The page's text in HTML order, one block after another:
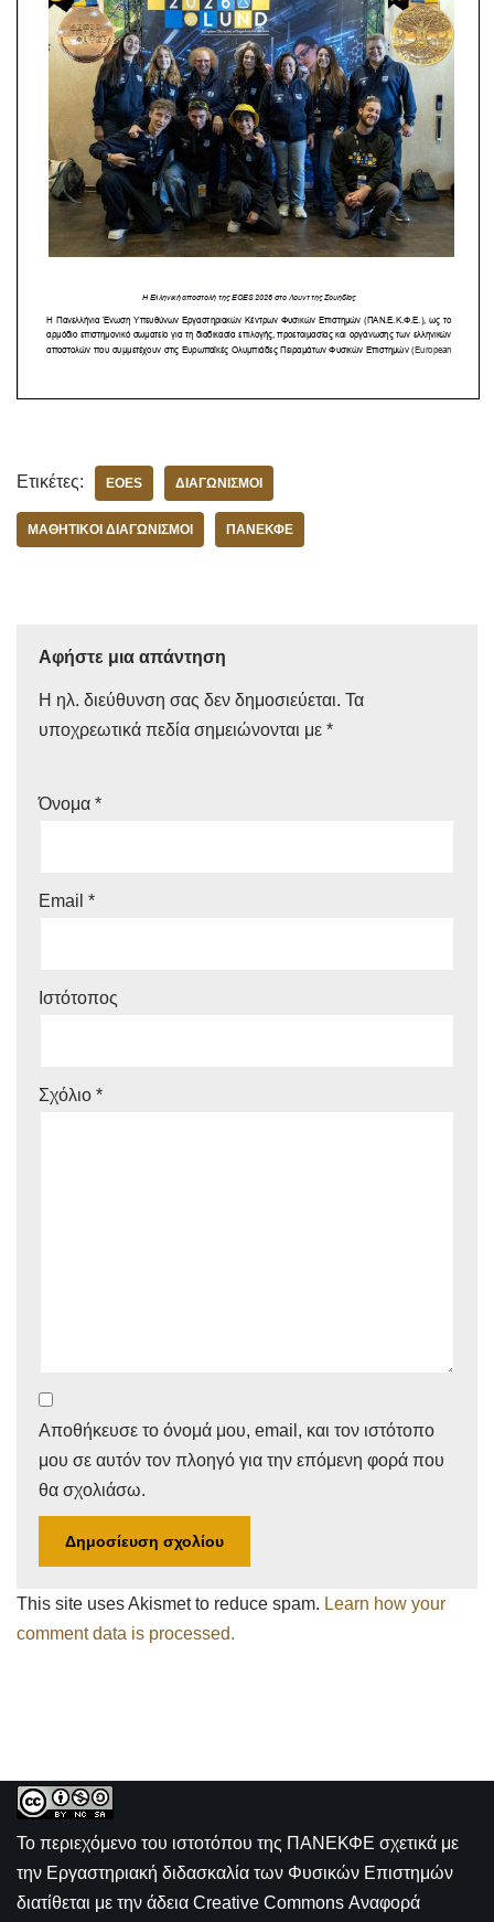
Ετικέτες: EOES ΔΙΑΓΩΝΙΣΜΟΊ
ΜΑΘΗΤΙΚOΊ ΔΙΑΓΩΝΙΣΜΟΊ ΠΑΝΕΚΦΕ
Αφήστε μια απάντηση
Η ηλ. διεύθυνση σας δεν δημοσιεύεται. Τα
υποχρεωτικά πεδία σημειώνονται με *
Όνομα *
Email *
Ιστότοπος
Σχόλιο *
Αποθήκευσε το όνομά μου, email, και τον ιστότοπο
μου σε αυτόν τον πλοηγό για την επόμενη φορά που
θα σχολιάσω.
This site uses Akismet to reduce spam. Learn how your
comment data is processed.
Το περιεχόμενο του ιστοτόπου της ΠΑΝΕΚΦΕ σχετικά με
την Εργαστηριακή διδασκαλία των Φυσικών Επιστημών
διατίθεται με την άδεια Creative Commons Αναφορά